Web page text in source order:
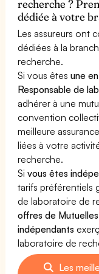
recherche ?
dédiée à votre
Les assureurs ont
dédiées à la
recherche.
Si vous êtesune
Responsable de
adhérer à une
convention
meilleure
liées à votre
recherche.
Sivous êtes
tarifs préférentiels
de laboratoire de
offres de
indépendants
laboratoire de
Les